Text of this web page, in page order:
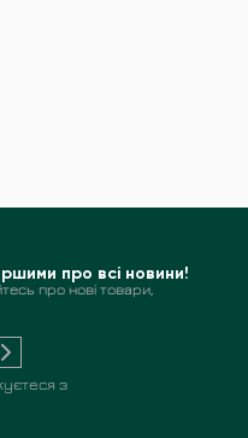
про всі новини!
про нові товари,
з